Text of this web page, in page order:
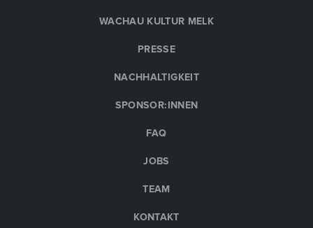
WACHAU KULTUR MELK
PRESSE
NACHHALTIGKEIT
SPONSOR:INNEN
FAQ
JOBS
TEAM
KONTAKT